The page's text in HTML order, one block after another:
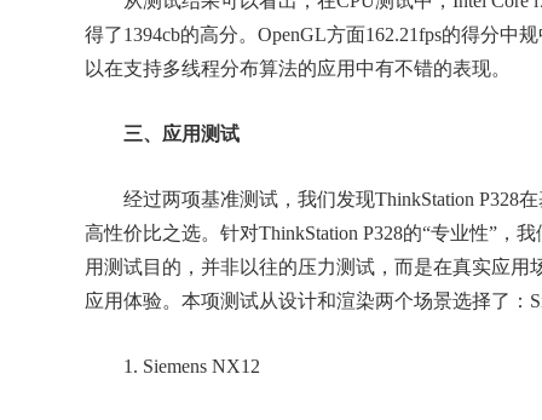
得了1394cb的高分。OpenGL方面162.21fps的得分中
以在支持多线程分布算法的应用中有不错的表现。
三、应用测试
经过两项基准测试，我们发现ThinkStation P328
高性价比之选。针对ThinkStation P328的“专业性”，
用测试目的，并非以往的压力测试，而是在真实应用
应用体验。本项测试从设计和渲染两个场景选择了：
1. Siemens NX12